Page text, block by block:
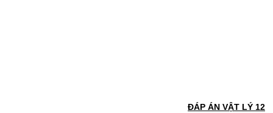
ĐÁP ÁN VẬT LÝ 12